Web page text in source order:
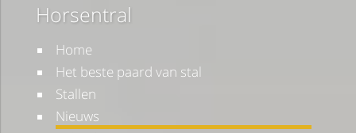
Horsentral
Home
Het beste paard van stal
Stallen
Nieuws